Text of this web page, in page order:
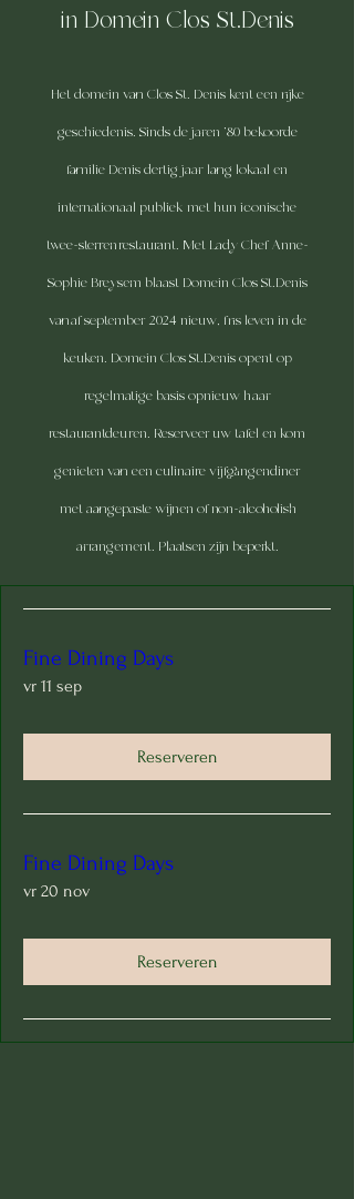
in Domein Clos St.Denis
Het domein van Clos St. Denis kent een rijke
geschiedenis. Sinds de jaren '80 bekoorde
familie Denis dertig jaar lang lokaal en
internationaal publiek met hun iconische
twee-sterrenrestaurant. Met Lady Chef Anne-
Sophie Breysem blaast Domein Clos St.Denis
vanaf september 2024 nieuw, fris leven in de
keuken. Domein Clos St.Denis opent op
regelmatige basis opnieuw haar
restaurantdeuren. Reserveer uw tafel en kom
genieten van een culinaire vijfgangendiner
met aangepaste wijnen of non-alcoholish
arrangement. Plaatsen zijn beperkt.
Fine Dining Days
vr 11 sep
Reserveren
Fine Dining Days
vr 20 nov
Reserveren